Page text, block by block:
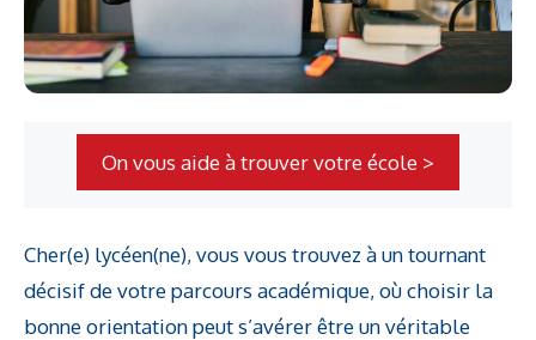
On vous aide à trouver votre école >
Cher(e) lycéen(ne), vous vous trouvez à un tournant
décisif de votre parcours académique, où choisir la
bonne orientation peut s’avérer être un véritable